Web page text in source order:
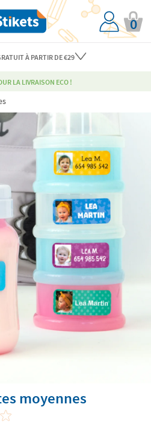
0
À PARTIR DE €29
LA LIVRAISON ECO !
moyennes